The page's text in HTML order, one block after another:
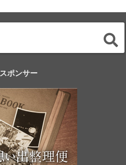
スポンサー